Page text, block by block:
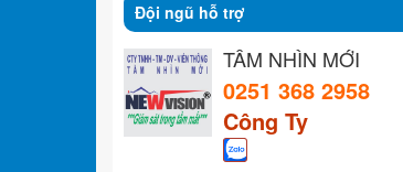
Đội ngũ hỗ trợ
TẦM NHÌN MỚI
0251 368 2958
Công Ty